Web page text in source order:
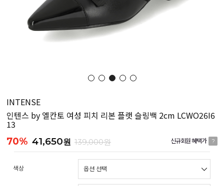
INTENSE
인텐스 by 엘칸토 여성 피치 리본 플랫 슬링백 2cm LCWO26I6
13
70% 41,650원 139,000원 신규회원 혜택가 ?
색상